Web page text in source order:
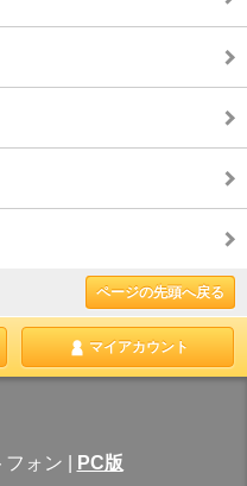
ページの先頭へ戻る
マイアカウント
フォン PC版